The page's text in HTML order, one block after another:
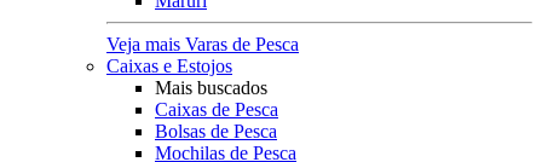
Veja mais Varas de Pesca
Caixas e Estojos
Mais buscados
Caixas de Pesca
Bolsas de Pesca
Mochilas de Pesca